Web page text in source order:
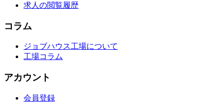
求人の閲覧履歴
コラム
ジョブハウス工場について
工場コラム
アカウント
会員登録